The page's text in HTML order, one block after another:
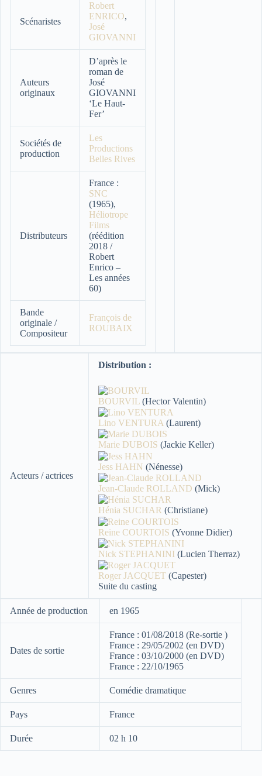
Scénaristes
Robert
ENRICO,
José
GIOVANNI
Auteurs
originaux
D’après le
roman de
José
GIOVANNI
‘Le Haut-
Fer’
Sociétés de
production
Les
Productions
Belles Rives
Distributeurs
France :
SNC
(1965),
Héliotrope
Films
(réédition
2018 /
Robert
Enrico –
Les années
60)
Bande
originale /
Compositeur
François de
ROUBAIX
Acteurs / actrices
Distribution :
BOURVIL (Hector Valentin)
Lino VENTURA (Laurent)
Marie DUBOIS (Jackie Keller)
Jess HAHN (Nénesse)
Jean-Claude ROLLAND (Mick)
Hénia SUCHAR (Christiane)
Reine COURTOIS (Yvonne Didier)
Nick STEPHANINI (Lucien Therraz)
Roger JACQUET (Capester)
Suite du casting
Année de production en 1965
Dates de sortie
France : 01/08/2018 (Re-sortie )
France : 29/05/2002 (en DVD)
France : 03/10/2000 (en DVD)
France : 22/10/1965
Genres Comédie dramatique
Pays France
Durée 02 h 10